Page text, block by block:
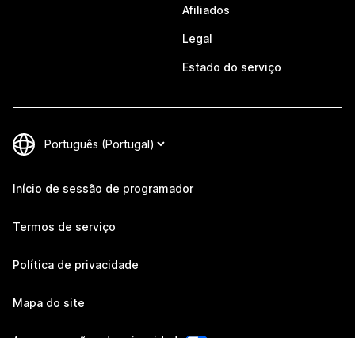
Afiliados
Legal
Estado do serviço
Início de sessão de programador
Termos de serviço
Política de privacidade
Mapa do site